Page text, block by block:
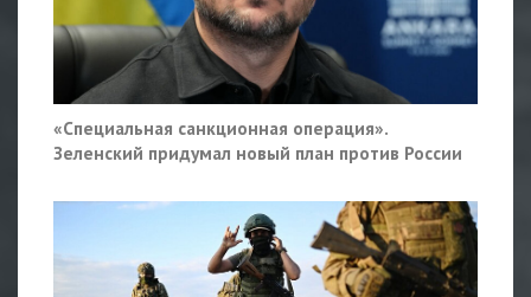
«Специальная санкционная операция».
Зеленский придумал новый план против России